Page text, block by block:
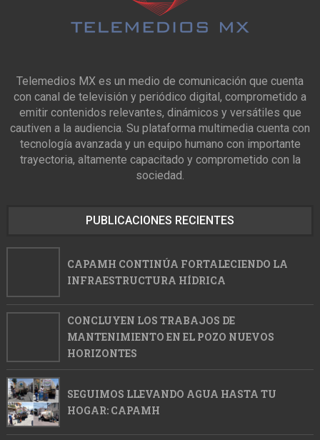
Telemedios MX es un medio de comunicación que cuenta
con canal de televisión y periódico digital, comprometido a
emitir contenidos relevantes, dinámicos y versátiles que
cautiven a la audiencia. Su plataforma multimedia cuenta con
tecnología avanzada y un equipo humano con importante
trayectoria, altamente capacitado y comprometido con la
sociedad.
PUBLICACIONES RECIENTES
CAPAMH CONTINÚA FORTALECIENDO LA
INFRAESTRUCTURA HÍDRICA
CONCLUYEN LOS TRABAJOS DE
MANTENIMIENTO EN EL POZO NUEVOS
HORIZONTES
SEGUIMOS LLEVANDO AGUA HASTA TU
HOGAR: CAPAMH